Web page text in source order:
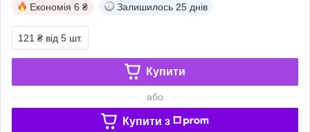
Економія 6 ₴ Залишилось 25 днів
121 ₴ від 5 шт.
Купити
або
Купити з